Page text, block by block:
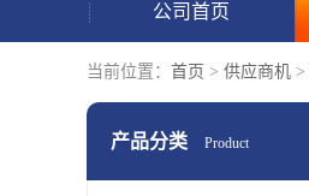
公司首页
当前位置： 首页 > 供应商机 >
产品分类 Product